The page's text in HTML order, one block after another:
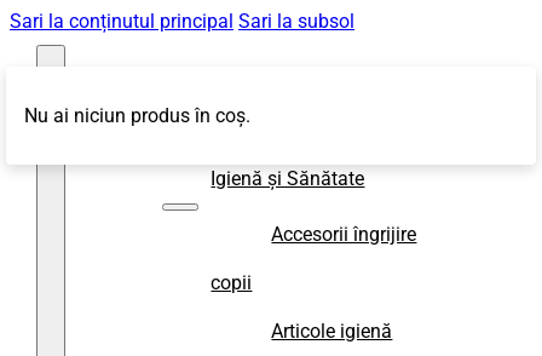
Sari la conținutul principal Sari la subsol
Igienă și Sănătate
Accesorii îngrijire
copii
Articole igienă
Nu ai niciun produs în coș.